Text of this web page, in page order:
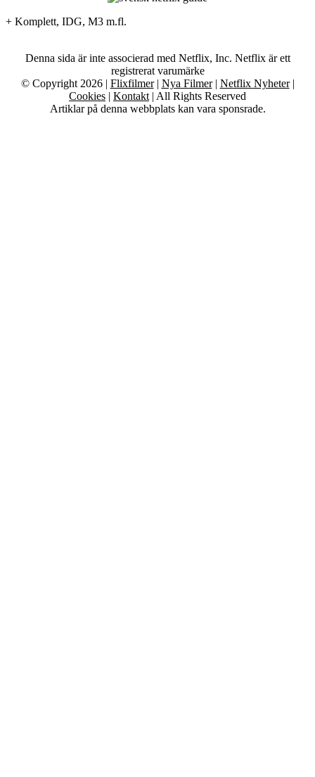
+ Komplett, IDG, M3 m.fl.
Denna sida är inte associerad med Netflix, Inc. Netflix är ett
registrerat varumärke
© Copyright 2026 | Flixfilmer| Nya Filmer| Netflix Nyheter|
Cookies | Kontakt | All Rights Reserved
Artiklar på denna webbplats kan vara sponsrade.